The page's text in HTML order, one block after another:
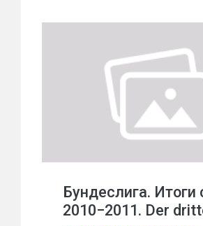
Бундеслига. Итоги
2010−2011. Der